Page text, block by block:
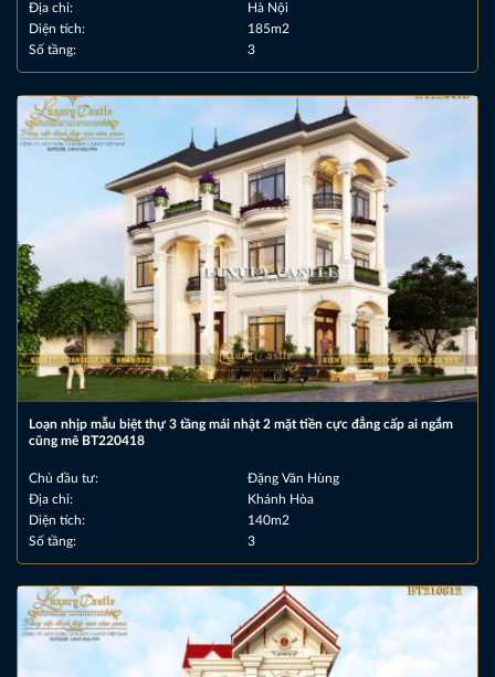
Địa chỉ:
Hà Nội
Diện tích:
185m2
Số tầng:
3
Loạn nhịp mẫu biệt thự 3 tầng mái nhật 2 mặt tiền cực đẳng cấp ai ngắm
cũng mê BT220418
Chủ đầu tư:
Đặng Văn Hùng
Địa chỉ:
Khánh Hòa
Diện tích:
140m2
Số tầng:
3